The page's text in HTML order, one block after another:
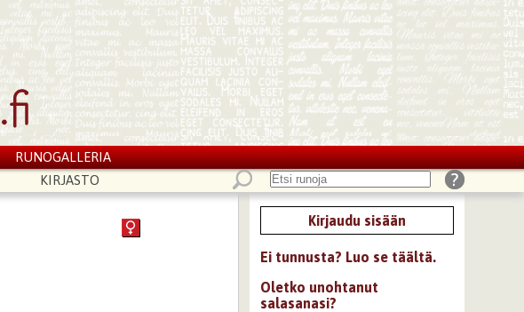
RUNOGALLERIA
KIRJASTO
Kirjaudu sisään
Ei tunnusta? Luo se täältä.
Oletko unohtanut
salasanasi?